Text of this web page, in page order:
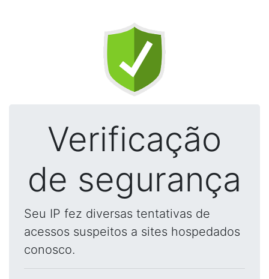
Verificação
de segurança
Seu IP fez diversas tentativas de
acessos suspeitos a sites hospedados
conosco.